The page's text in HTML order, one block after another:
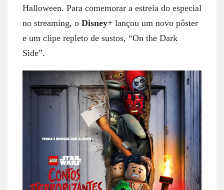
Halloween. Para comemorar a estreia do especial
no streaming, o Disney+ lançou um novo pôster
e um clipe repleto de sustos, “On the Dark
Side”.